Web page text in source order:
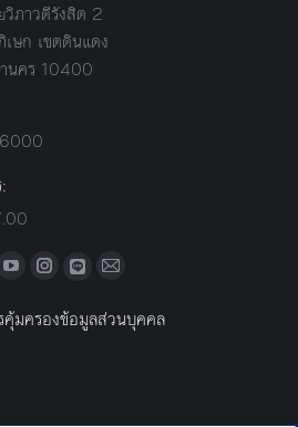
ภาวดีรังสิต 2
เษก เขตดินแดง
นคร 10400
YouTube
Instagram
LineMail
คุ้มครองข้อมูลส่วนบุคคล